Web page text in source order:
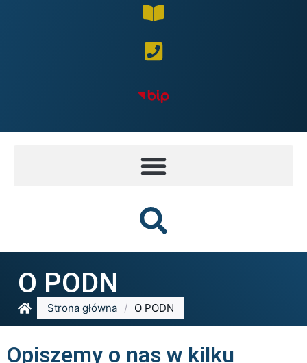
O PODN
Strona główna / O PODN
Opiszemy o nas w kilku